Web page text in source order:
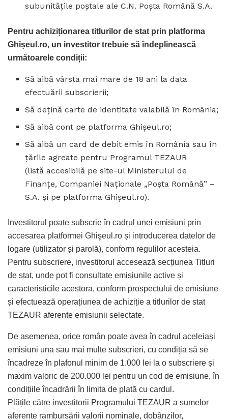
subunitățile poștale ale C.N. Poșta Română S.A.
Pentru achiziționarea titlurilor de stat prin platforma
Ghișeul.ro, un investitor trebuie să îndeplinească
următoarele condiții:
Să aibă vârsta mai mare de 18 ani la data
efectuării subscrierii;
Să dețină carte de identitate valabilă în România;
Să aibă cont pe platforma Ghişeul.ro;
Să aibă un card de debit emis în România sau în
țările agreate pentru Programul TEZAUR
(listă accesibilă pe site-ul Ministerului de
Finanțe, Companiei Naționale „Poşta Română” –
S.A. și pe platforma Ghișeul.ro).
Investitorul poate subscrie în cadrul unei emisiuni prin
accesarea platformei Ghişeul.ro și introducerea datelor de
logare (utilizator și parolă), conform regulilor acesteia.
Pentru subscriere, investitorul accesează secțiunea Titluri
de stat, unde pot fi consultate emisiunile active și
caracteristicile acestora, conform prospectului de emisiune
și efectuează operațiunea de achiziție a titlurilor de stat
TEZAUR aferente emisiunii selectate.
De asemenea, orice român poate avea în cadrul aceleiași
emisiuni una sau mai multe subscrieri, cu condiția să se
încadreze în plafonul minim de 1.000 lei la o subscriere și
maxim valoric de 200.000 lei pentru un cod de emisiune, în
condițiile încadrării în limita de plată cu cardul.
Plățile către investitorii Programului TEZAUR a sumelor
aferente rambursării valorii nominale, dobânzilor,